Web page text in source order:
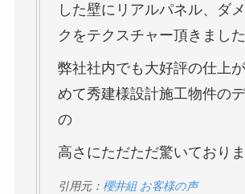
した壁にリアルパネル、ダ
クをテクスチャー頂きました
弊社社内でも大好評の仕上
めて秀建様設計施工物件の
の
高さにただただ驚いておりま
引用元： 櫻井組 お客様の声